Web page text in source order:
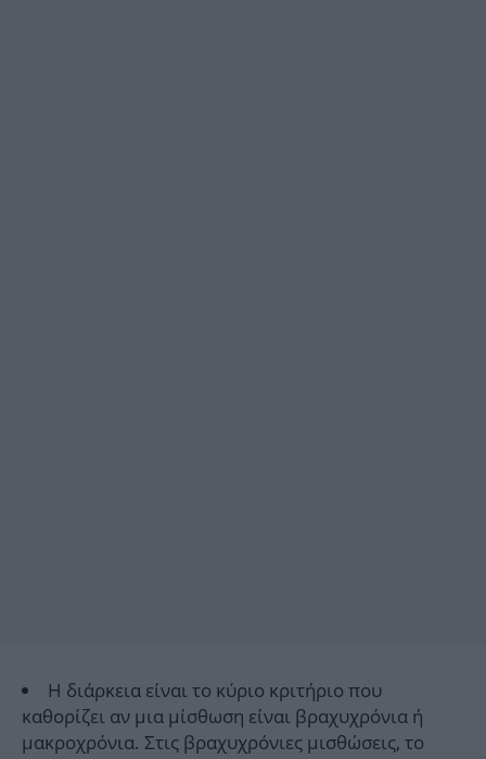
Η διάρκεια είναι το κύριο κριτήριο που
καθορίζει αν μια μίσθωση είναι βραχυχρόνια ή
μακροχρόνια. Στις βραχυχρόνιες μισθώσεις, το